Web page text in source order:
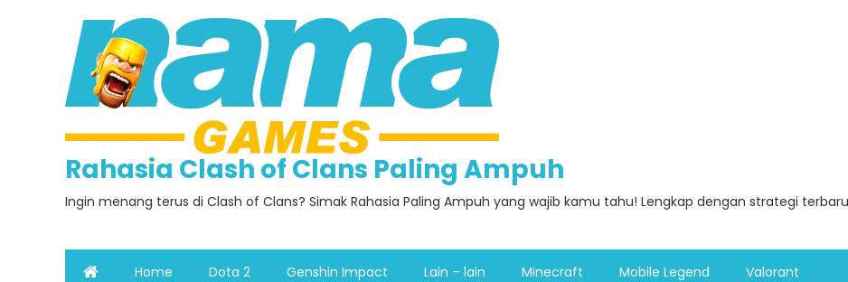
Rahasia Clash of Clans Paling Ampuh
Ingin menang terus di Clash of Clans? Simak Rahasia Paling Ampuh yang wajib kamu tahu! Lengkap dengan strategi
Home Dota 2 Genshin Impact Lain – lain Minecraft Mobile Legend Valorant